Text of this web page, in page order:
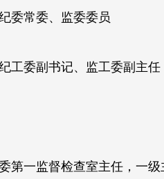
委常委、监委委员
工委副书记、监工委副主
第一监督检查室主任，一级